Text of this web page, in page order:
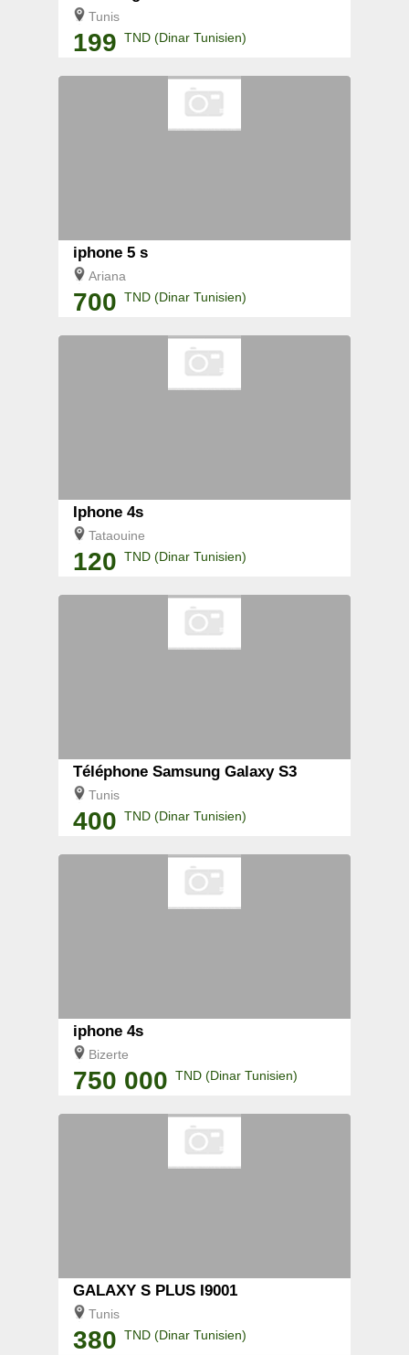
Tunis
199 TND (Dinar Tunisien)
iphone 5 s
Ariana
700 TND (Dinar Tunisien)
Iphone 4s
Tataouine
120 TND (Dinar Tunisien)
Téléphone Samsung Galaxy S3
Tunis
400 TND (Dinar Tunisien)
iphone 4s
Bizerte
750 000 TND (Dinar Tunisien)
GALAXY S PLUS I9001
Tunis
380 TND (Dinar Tunisien)